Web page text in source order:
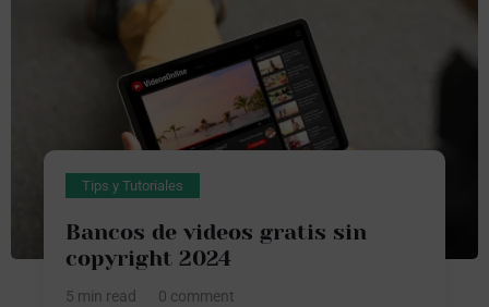
Tips y Tutoriales
Bancos de videos gratis sin
copyright 2024
5 min read 0 comment